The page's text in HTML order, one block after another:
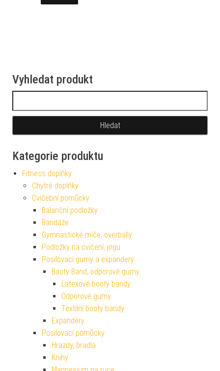
Vyhledat produkt
Kategorie produktu
Fitness doplňky
Chytré doplňky
Cvičební pomůcky
Balanční podložky
Bandáže
Gymnastické míče, overbally
Podložky na cvičení, jógu
Posilovací gumy a expandery
Booty Band, odporové gumy
Latexové booty bandy
Odporové gumy
Textilní booty bandy
Expandéry
Posilovací pomůcky
Hrazdy, bradla
Knihy